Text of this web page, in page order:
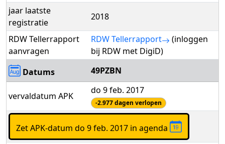
jaar laatste
registratie
2018
RDW Tellerrapport
aanvragen
RDW Tellerrapport
(inloggen
bij RDW met DigiD)
Datums
49PZBN
vervaldatum APK
do 9 feb. 2017
-2.977 dagen verlopen
Zet APK-datum do 9 feb. 2017 in agenda